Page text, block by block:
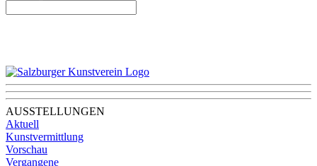
AUSSTELLUNGEN
Aktuell
Kunstvermittlung
Vorschau
Vergangene